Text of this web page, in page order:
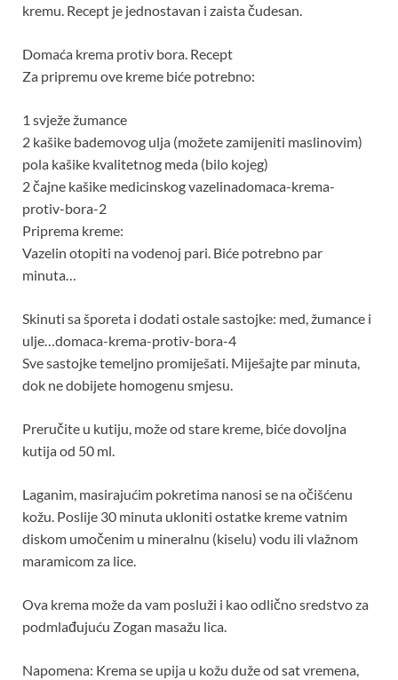
kremu. Recept je jednostavan i zaista čudesan.
Domaća krema protiv bora. Recept
Za pripremu ove kreme biće potrebno:
1 svježe žumance
2 kašike bademovog ulja (možete zamijeniti maslinovim)
pola kašike kvalitetnog meda (bilo kojeg)
2 čajne kašike medicinskog vazelinadomaca-krema-
protiv-bora-2
Priprema kreme:
Vazelin otopiti na vodenoj pari. Biće potrebno par
minuta…
Skinuti sa šporeta i dodati ostale sastojke: med, žumance i
ulje…domaca-krema-protiv-bora-4
Sve sastojke temeljno promiješati. Miješajte par minuta,
dok ne dobijete homogenu smjesu.
Preručite u kutiju, može od stare kreme, biće dovoljna
kutija od 50 ml.
Laganim, masirajućim pokretima nanosi se na očišćenu
kožu. Poslije 30 minuta ukloniti ostatke kreme vatnim
diskom umočenim u mineralnu (kiselu) vodu ili vlažnom
maramicom za lice.
Ova krema može da vam posluži i kao odlično sredstvo za
podmlađujuću Zogan masažu lica.
Napomena: Krema se upija u kožu duže od sat vremena,